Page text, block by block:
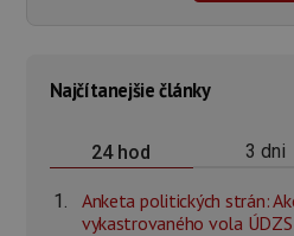
Najčítanejšie články
24 hod 3 dni
Anketa politických strán:
vykastrovaného vola